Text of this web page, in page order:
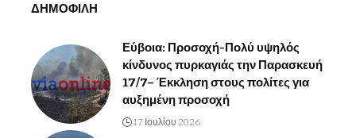
ΔΗΜΟΦΙΛΗ
Εύβοια: Προσοχή-Πολύ υψηλός
κίνδυνος πυρκαγιάς την Παρασκευή
17/7– Έκκληση στους πολίτες για
αυξημένη προσοχή
17 Ιουλίου 2026